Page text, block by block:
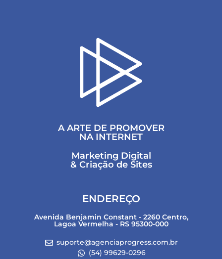
A ARTE DE PROMOVER
NA INTERNET
Marketing Digital
& Criação de Sites
ENDEREÇO
Avenida Benjamin Constant - 2260 Centro,
Lagoa Vermelha - RS 95300-000
suporte@agenciaprogress.com.br
(54) 99629-0296